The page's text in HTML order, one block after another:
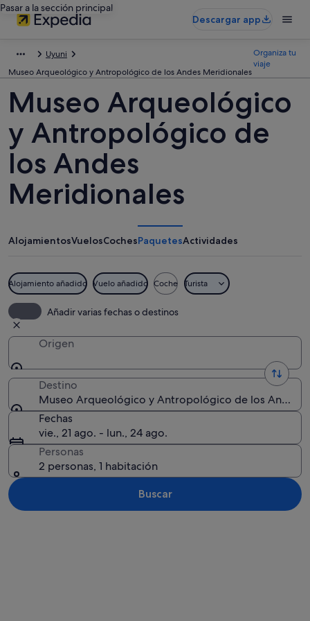
Pasar a la sección principal
Descargar app
Uyuni
Museo Arqueológico y Antropológico de los Andes Meridionales
Organiza tu
viaje
Museo Arqueológico
y Antropológico de
los Andes
Meridionales
AlojamientosVuelosCochesPaquetesActividades
Alojamiento añadido Vuelo añadido Coche Turista
Añadir varias fechas o destinos
Origen
Destino
Museo Arqueológico y Antropológico de los Andes
Fechas
vie., 21 ago. - lun., 24 ago.
Personas
2 personas, 1 habitación
Buscar